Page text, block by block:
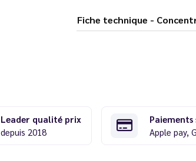
Fiche
Leader qualité prix
depuis 2018
Paiements
Apple pay,